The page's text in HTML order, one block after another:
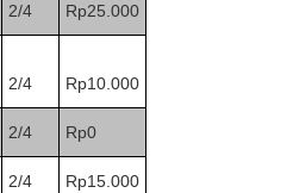
2/4 Rp25.000
2/4 Rp10.000
2/4 Rp0
2/4 Rp15.000